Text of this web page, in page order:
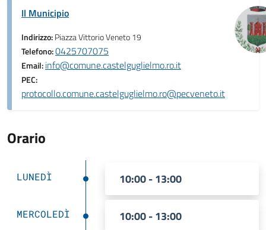
Il Municipio
Indirizzo:Piazza Vittorio Veneto 19
Telefono:0425707075
Email:info@comune.castelguglielmo.ro.it
PEC:
protocollo.comune.castelguglielmo.ro@pecveneto.it
Orario
LUNEDÌ 10:00 - 13:00
MERCOLEDÌ 10:00 - 13:00